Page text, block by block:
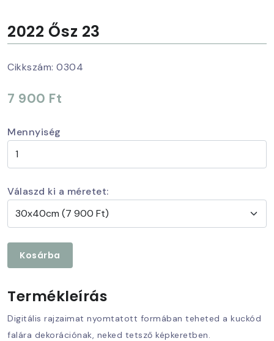
2022 Ősz 23
Cikkszám: 0304
7 900 Ft
Mennyiség
Válaszd ki a méretet:
Kosárba
Termékleírás
Digitális rajzaimat nyomtatott formában teheted a kuckód
falára dekorációnak, neked tetsző képkeretben.